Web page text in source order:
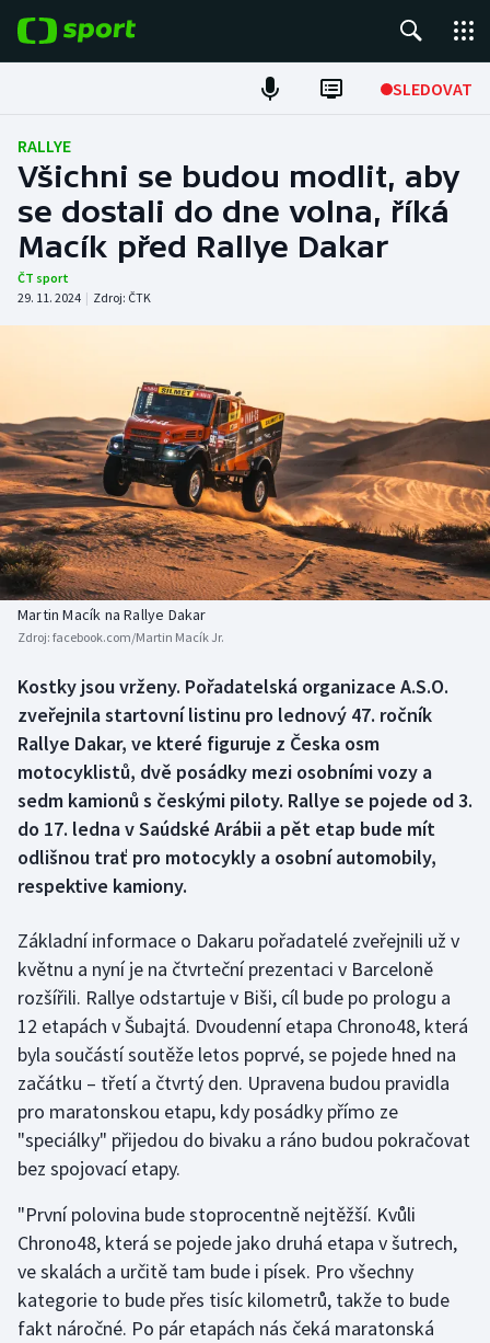
SLEDOVAT
Fotbal
Hokej
Tenis
Atletika
DALŠÍ SPORTY
Americký fotbal
Baseball a softbal
Basketbal
Biatlon
Box
Curling
Dostihy
Florbal
Futsal
Golf
Gymnastika
Házená
Jezdectví
Krasobruslení
Lezení
NEPŘEHLÉDNĚTE
Soutěže
Historické návraty
Aplikace ČT sport
RALLYE
Všichni se budou modlit, aby
se dostali do dne volna, říká
Macík před Rallye Dakar
ČT sport
29. 11. 2024 | Zdroj: ČTK
Martin Macík na Rallye Dakar
Zdroj: facebook.com/Martin Macík Jr.
Kostky jsou vrženy. Pořadatelská organizace A.S.O.
zveřejnila startovní listinu pro lednový 47. ročník
Rallye Dakar, ve které figuruje z Česka osm
motocyklistů, dvě posádky mezi osobními vozy a
sedm kamionů s českými piloty. Rallye se pojede od 3.
do 17. ledna v Saúdské Arábii a pět etap bude mít
odlišnou trať pro motocykly a osobní automobily,
respektive kamiony.
Základní informace o Dakaru pořadatelé zveřejnili už v
květnu a nyní je na čtvrteční prezentaci v Barceloně
rozšířili. Rallye odstartuje v Biši, cíl bude po prologu a
12 etapách v Šubajtá. Dvoudenní etapa Chrono48, která
byla součástí soutěže letos poprvé, se pojede hned na
začátku – třetí a čtvrtý den. Upravena budou pravidla
pro maratonskou etapu, kdy posádky přímo ze
"speciálky" přijedou do bivaku a ráno budou pokračovat
bez spojovací etapy.
"První polovina bude stoprocentně nejtěžší. Kvůli
Chrono48, která se pojede jako druhá etapa v šutrech,
ve skalách a určitě tam bude i písek. Pro všechny
kategorie to bude přes tisíc kilometrů, takže to bude
fakt náročné. Po pár etapách nás čeká maratonská